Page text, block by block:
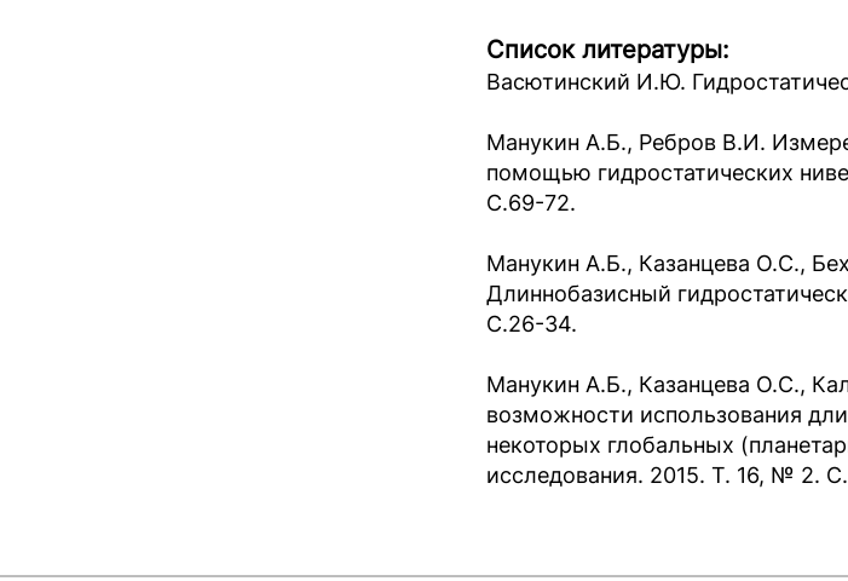
Список литературы:
Васютинский И.Ю.
Манукин А.Б., Ребров В.И.
помощью гидростатических
С.69-72.
Манукин А.Б., Казанцева О.С.,
Длиннобазисный
С.26-34.
Манукин А.Б., Казанцева О.С.,
возможности использования
некоторых глобальных
исследования. 2015. Т. 16, № 2.